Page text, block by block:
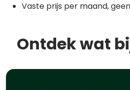
Vaste prijs per maand,
Ontdek wat